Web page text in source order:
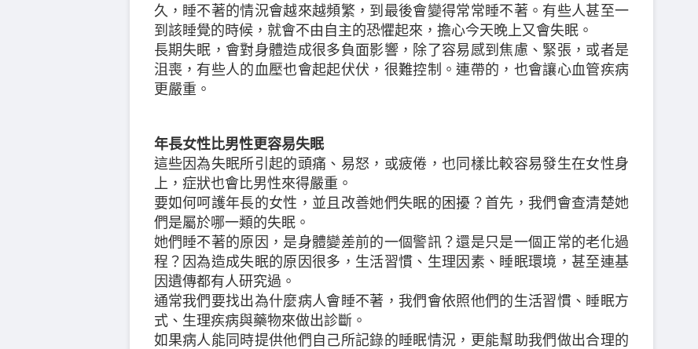
久，睡不著的情況會越來越頻繁，到最後會變得常常睡不著。有些人甚至一
到該睡覺的時候，就會不由自主的恐懼起來，擔心今天晚上又會失眠。
長期失眠，會對身體造成很多負面影響，除了容易感到焦慮、緊張，或者是
沮喪，有些人的血壓也會起起伏伏，很難控制。連帶的，也會讓心血管疾病
更嚴重。
年長女性比男性更容易失眠
這些因為失眠所引起的頭痛、易怒，或疲倦，也同樣比較容易發生在女性身
上，症狀也會比男性來得嚴重。
要如何呵護年長的女性，並且改善她們失眠的困擾？首先，我們會查清楚她
們是屬於哪一類的失眠。
她們睡不著的原因，是身體變差前的一個警訊？還是只是一個正常的老化過
程？因為造成失眠的原因很多，生活習慣、生理因素、睡眠環境，甚至連基
因遺傳都有人研究過。
通常我們要找出為什麼病人會睡不著，我們會依照他們的生活習慣、睡眠方
式、生理疾病與藥物來做出診斷。
如果病人能同時提供他們自己所記錄的睡眠情況，更能幫助我們做出合理的